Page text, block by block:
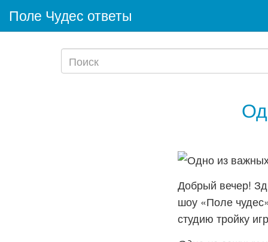
Поле Чудес ответы
Добрый вечер!
шоу «Поле
студию тройку